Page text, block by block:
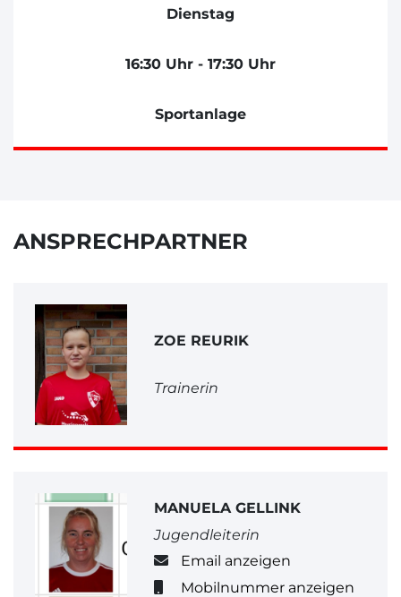
Dienstag
16:30 Uhr - 17:30 Uhr
Sportanlage
ANSPRECHPARTNER
ZOE REURIK
Trainerin
MANUELA GELLINK
Jugendleiterin
Email anzeigen
Mobilnummer anzeigen